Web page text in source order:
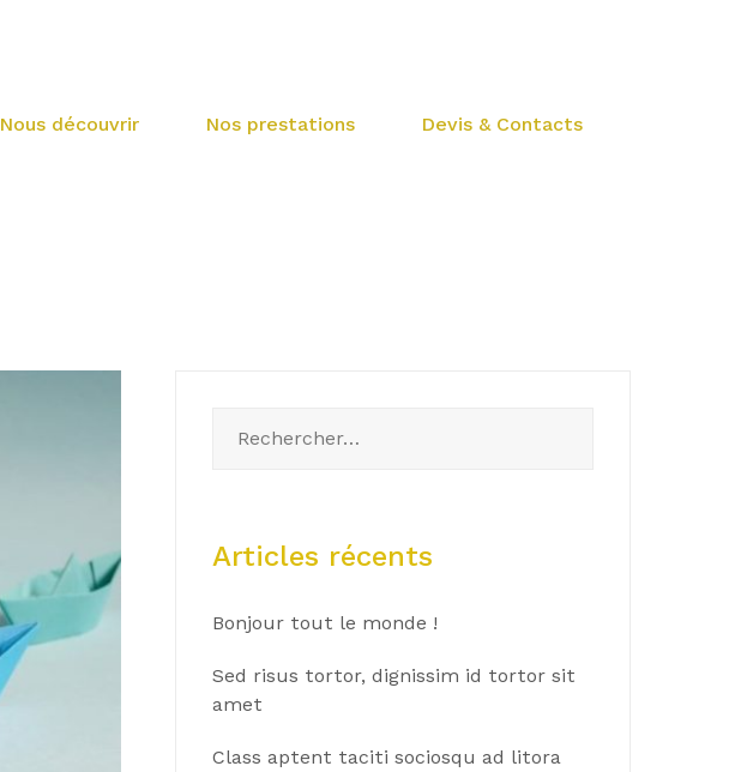
Nous découvrir Nos prestations Devis & Contacts
Articles récents
Bonjour tout le monde !
Sed risus tortor, dignissim id tortor sit
amet
Class aptent taciti sociosqu ad litora